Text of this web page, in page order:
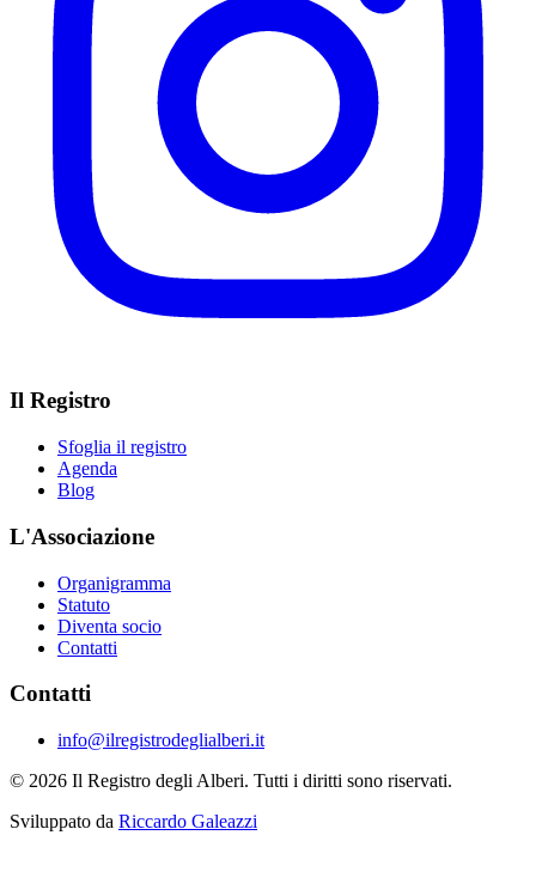
Il Registro
Sfoglia il registro
Agenda
Blog
L'Associazione
Organigramma
Statuto
Diventa socio
Contatti
Contatti
info@ilregistrodeglialberi.it
© 2026 Il Registro degli Alberi. Tutti i diritti sono riservati.
Sviluppato da Riccardo Galeazzi